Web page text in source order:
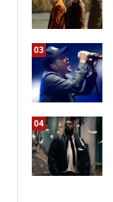
03
04